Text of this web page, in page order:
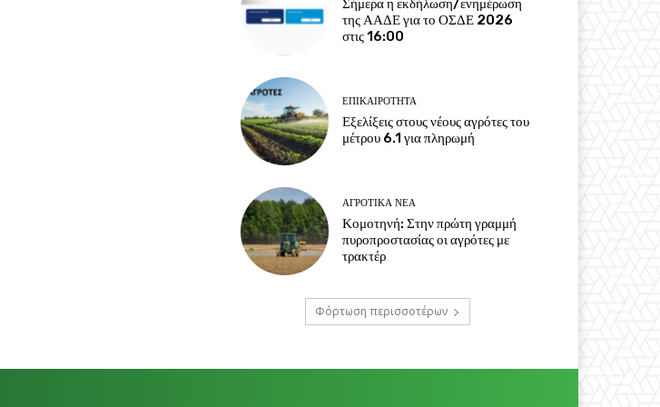
Σήμερα η εκδήλωση/ενημέρωση
της ΑΑΔΕ για το ΟΣΔΕ 2026
στις 16:00
ΕΠΙΚΑΙΡΌΤΗΤΑ
Εξελίξεις στους νέους αγρότες του
μέτρου 6.1 για πληρωμή
ΑΓΡΟΤΙΚΆ ΝΈΑ
Κομοτηνή: Στην πρώτη γραμμή
πυροπροστασίας οι αγρότες με
τρακτέρ
Φόρτωση περισσοτέρων